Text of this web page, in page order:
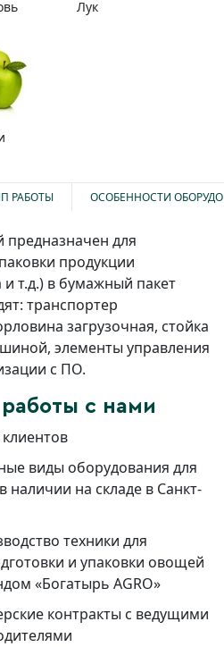
Лук
РАБОТЫ ОСОБЕННОСТИ
предназначен для
продукции
и т.д.) в бумажный пакет
транспортер
загрузочная, стойка
элементы управления
с ПО.
с нами
виды оборудования для
наличии на складе в Санкт-
техники для
и упаковки овощей
«Богатырь AGRO»
контракты с ведущими